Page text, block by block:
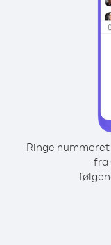
Ringe
fra